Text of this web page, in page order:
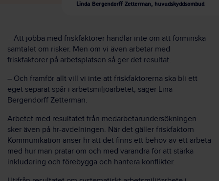
Linda Bergendorff Zetterman, huvudskyddsombud
– Att jobba med friskfaktorer handlar inte om att förminska
samtalet om risker. Men om vi även arbetar med
friskfaktorer på arbetsplatsen så ger det resultat.
– Och framför allt vill vi inte att friskfaktorerna ska bli ett
eget separat spår i arbetsmiljöarbetet, säger Lina
Bergendorff Zetterman.
Arbetet med resultatet från medarbetarundersökningen
sker även på hr-avdelningen. När det gäller friskfaktorn
Kommunikation anser hr att det finns ett behov av ett arbeta
med hur man pratar om och med varandra för att stärka
inkludering och förebygga och hantera konflikter.